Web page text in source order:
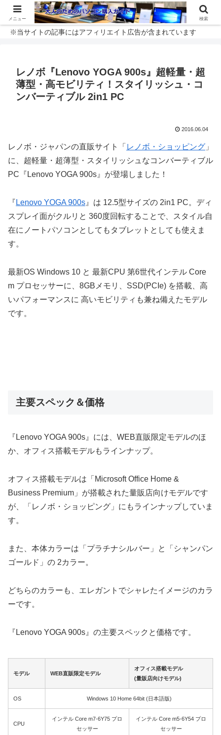
※当サイトの記事にはアフィリエイト広告が含まれています
レノボ『Lenovo YOGA 900s』超軽量・超
薄型・高モビリティ！スタイリッシュ・コ
ンバーティブル 2in1 PC
2016.06.04
レノボ・ジャパンの直販サイト「 レノボ・ショッピング 」
に、超軽量・超薄型・スタイリッシュなコンバーティブル
PC『Lenovo YOGA 900s』が登場しました！
『 Lenovo YOGA 900s 』は 12.5型サイズの 2in1 PC。ディ
スプレイ面がクルリと 360度回転することで、スタイル自
在にノートパソコンとしてもタブレットとしても使えま
す。
最新OS Windows 10 と 最新CPU 第6世代インテル Core
m プロセッサーに、8GBメモリ、SSD(PCIe) を搭載、高
いパフォーマンスに 高いモビリティも兼ね備えたモデル
です。
主要スペック＆価格
『Lenovo YOGA 900s』には、WEB直販限定モデルのほ
か、オフィス搭載モデルもラインナップ。
オフィス搭載モデルは「Microsoft Office Home &
Business Premium」が搭載された量販店向けモデルです
が、「レノボ・ショッピング」にもラインナップしていま
す。
また、本体カラーは「プラチナシルバー」と「シャンパン
ゴールド」の 2カラー。
どちらのカラーも、エレガントでシャレたイメージのカラ
ーです。
『Lenovo YOGA 900s』の主要スペックと価格です。
モデル WEB直販限定モデル
オフィス搭載モデル
(量販店向けモデル)
OS Windows 10 Home 64bit (日本語版)
CPU
インテル Core m7-6Y75 プロ
セッサー
インテル Core m5-6Y54 プロ
セッサー
メニュー 検索